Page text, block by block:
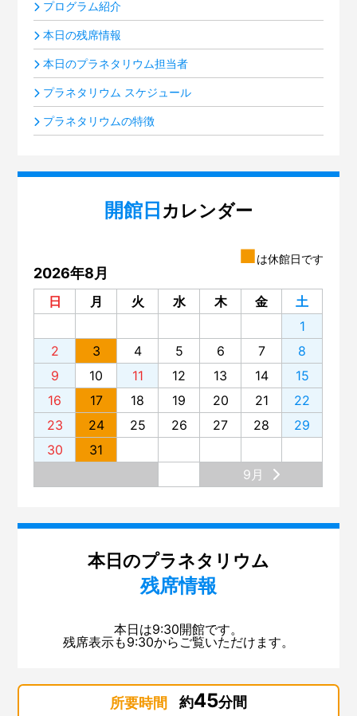
プログラム紹介
本日の残席情報
本日のプラネタリウム担当者
プラネタリウム スケジュール
プラネタリウムの特徴
開館日 カレンダー
■は休館日です
2026年8月
日 月 火 水 木 金
土
1
2
3 4 5 6 7
8
9
10 11 12 13 14
15
16
17 18 19 20 21
22
23
24 25 26 27 28
29
30
31
9月
本日のプラネタリウム
残席情報
本日は9:30開館です。
残席表示も9:30からご覧いただけます。
所要時間 約45分間